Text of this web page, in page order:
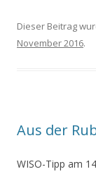
Dieser Beitrag
November 2016.
Aus der
WISO-Tipp am